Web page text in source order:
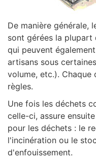
De manière générale,
sont gérées la
qui peuvent
artisans sous
volume, etc.).
règles.
Une fois les déchets
celle-ci, assure
pour les déchets : le
l'incinération ou le
d'enfouissement.